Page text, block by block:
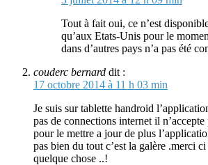
Tout à fait oui, ce n’est
qu’aux Etats-Unis pour le
dans d’autres pays n’a pas été
couderc bernard dit :
17 octobre 2014 à 11 h 03 min
Je suis sur tablette handroid
pas de connections internet il
pour le mettre a jour de plus
pas bien du tout c’est la galère .merci
quelque chose ..!